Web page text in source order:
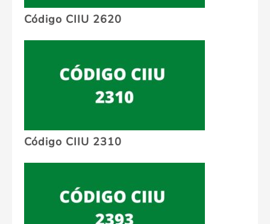
Código CIIU 2620
Código CIIU 2310